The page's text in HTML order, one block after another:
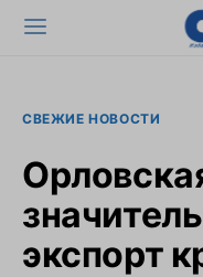
СВЕЖИЕ НОВОСТИ
экспорт